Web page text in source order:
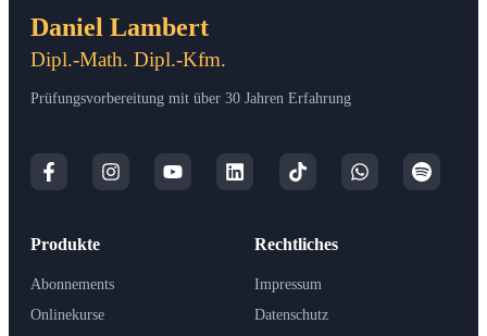
Daniel Lambert
Dipl.-Math. Dipl.-Kfm.
Prüfungsvorbereitung mit über 30 Jahren Erfahrung
Produkte
Abonnements
Onlinekurse
Rechtliches
Impressum
Datenschutz